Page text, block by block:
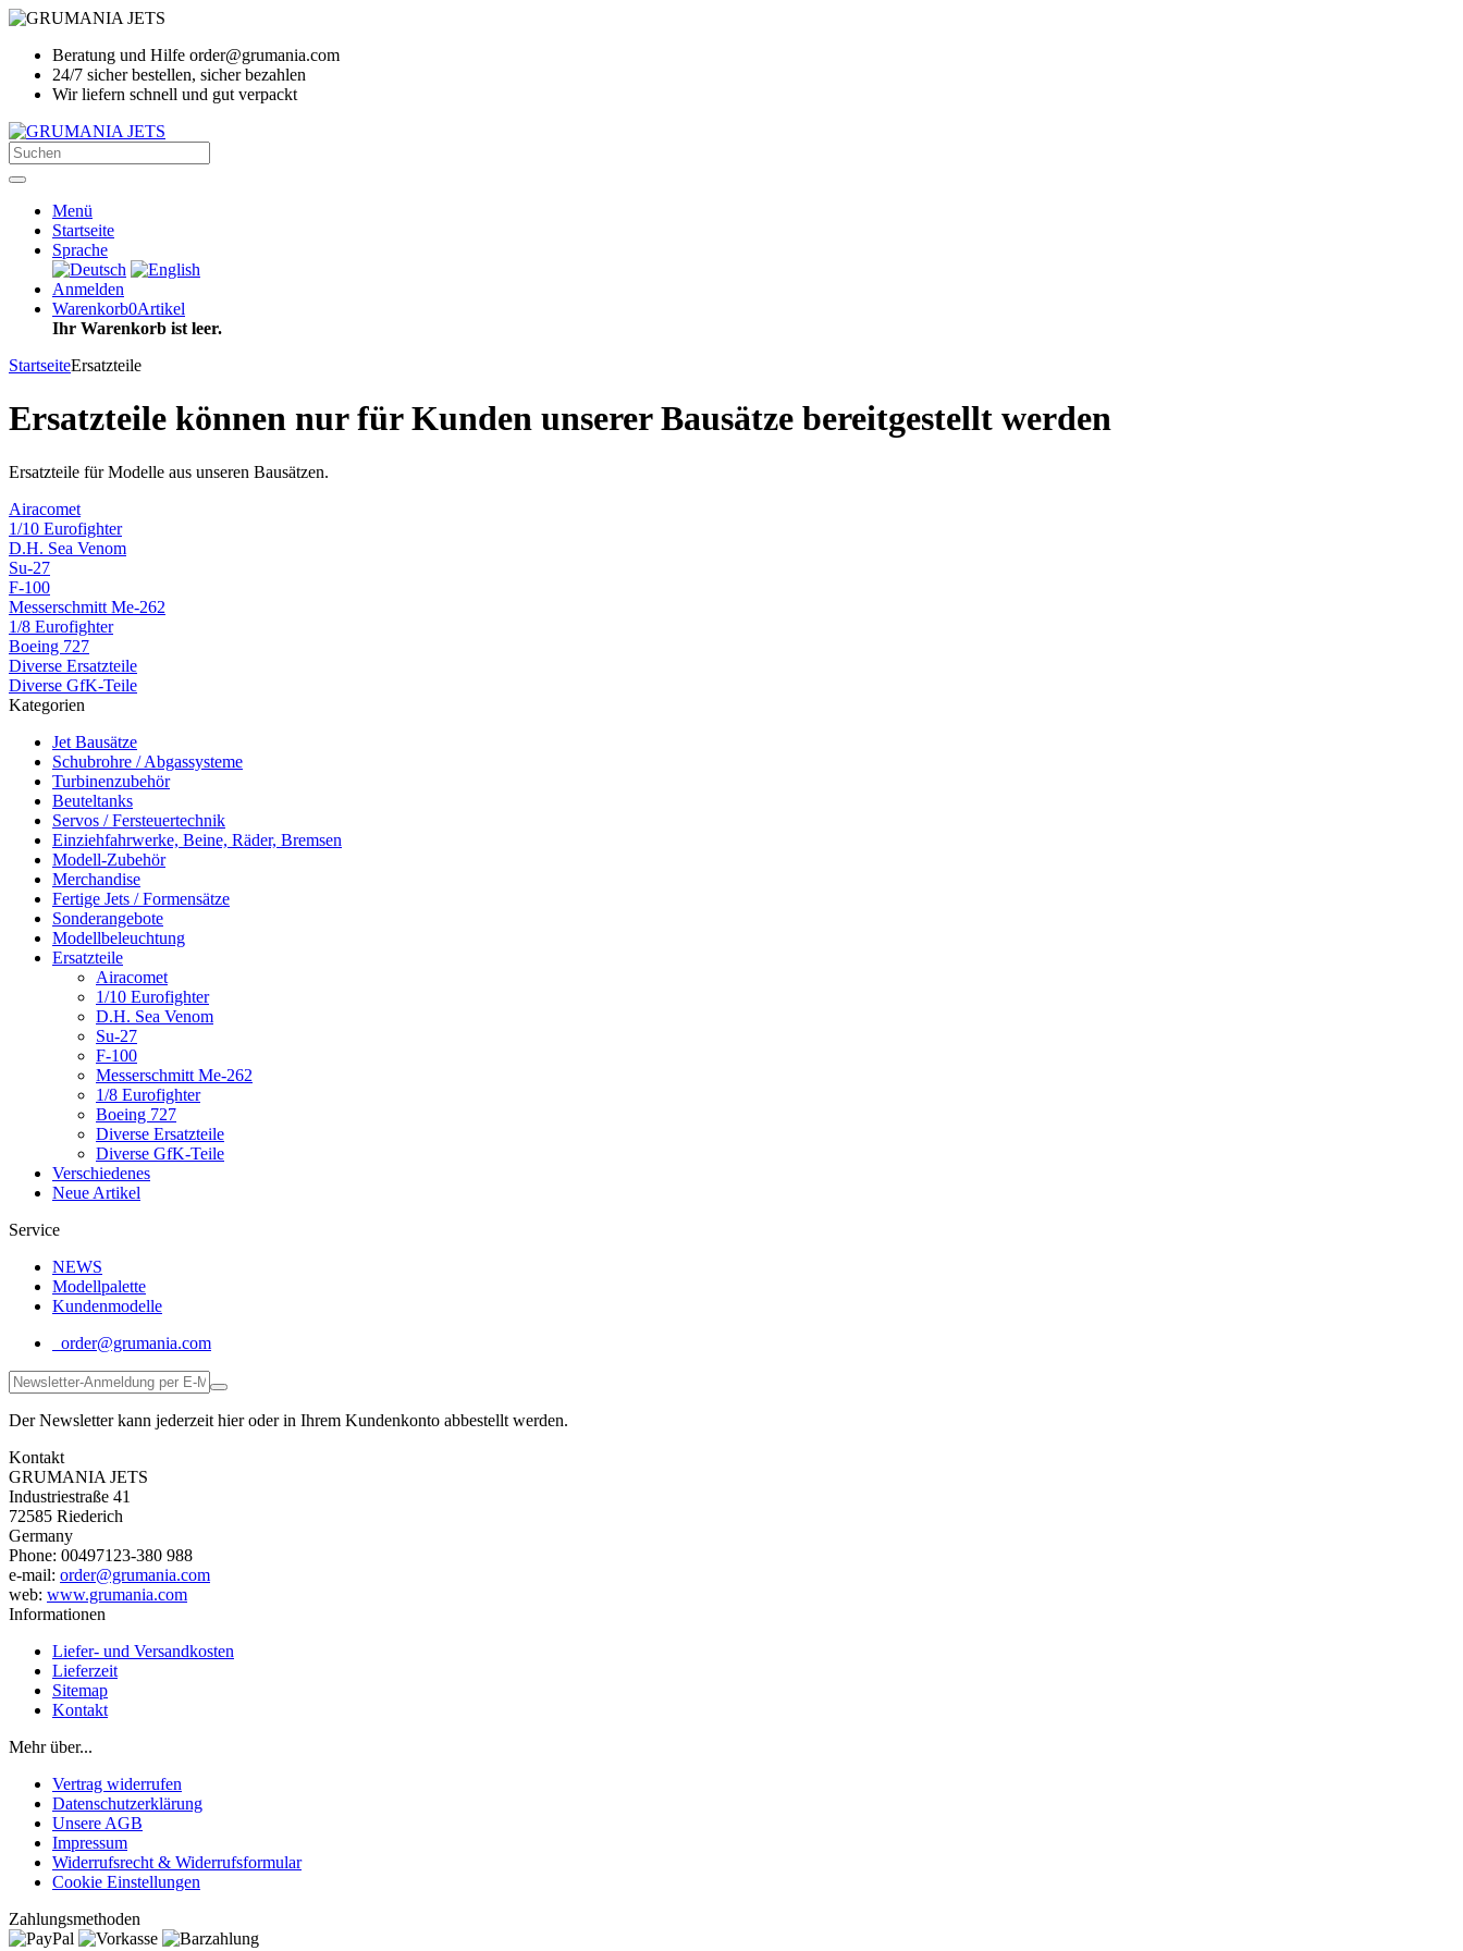
Beratung und Hilfe order@grumania.com
24/7 sicher bestellen, sicher bezahlen
Wir liefern schnell und gut verpackt
Menü
Startseite
Sprache
Anmelden
Warenkorb0Artikel
Ihr Warenkorb ist leer.
StartseiteErsatzteile
Ersatzteile können nur für Kunden unserer Bausätze bereitgestellt werden
Ersatzteile für Modelle aus unseren Bausätzen.
Airacomet
1/10 Eurofighter
D.H. Sea Venom
Su-27
F-100
Messerschmitt Me-262
1/8 Eurofighter
Boeing 727
Diverse Ersatzteile
Diverse GfK-Teile
Kategorien
Jet Bausätze
Schubrohre / Abgassysteme
Turbinenzubehör
Beuteltanks
Servos / Fersteuertechnik
Einziehfahrwerke, Beine, Räder, Bremsen
Modell-Zubehör
Merchandise
Fertige Jets / Formensätze
Sonderangebote
Modellbeleuchtung
Ersatzteile
Airacomet
1/10 Eurofighter
D.H. Sea Venom
Su-27
F-100
Messerschmitt Me-262
1/8 Eurofighter
Boeing 727
Diverse Ersatzteile
Diverse GfK-Teile
Verschiedenes
Neue Artikel
Service
NEWS
Modellpalette
Kundenmodelle
order@grumania.com
Der Newsletter kann jederzeit hier oder in Ihrem Kundenkonto abbestellt werden.
Kontakt
GRUMANIA JETS
Industriestraße 41
72585 Riederich
Germany
Phone: 00497123-380 988
e-mail: order@grumania.com
web: www.grumania.com
Informationen
Liefer- und Versandkosten
Lieferzeit
Sitemap
Kontakt
Mehr über...
Vertrag widerrufen
Datenschutzerklärung
Unsere AGB
Impressum
Widerrufsrecht & Widerrufsformular
Cookie Einstellungen
Zahlungsmethoden